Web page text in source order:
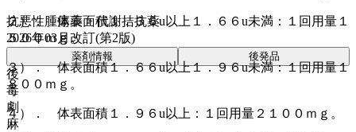
２）． 体表面積１．３６u以上１．６６u未満：１回用量１
５００ｍｇ。
３）． 体表面積１．６６u以上１．９６u未満：１回用量１
８００ｍｇ。
４）． 体表面積１．９６u以上：１回用量２１００ｍｇ。
抗悪性腫瘍薬 > 代謝拮抗薬
2026年03月改訂(第2版)
薬剤情報 後発品
後
毒
劇
麻